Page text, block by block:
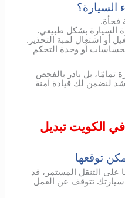
السيارة؟
فجأة.
السيارة بشكل طبيعي.
أو اشتعال لمبة التحذير.
أو وحدة التحكم
تمامًا، بل بادر بالفحص
لنضمن لك قيادة آمنة
24 ساعة في الكويت تبديل
توقعها
على التنقل المستمر، قد
تتوقف عن العمل